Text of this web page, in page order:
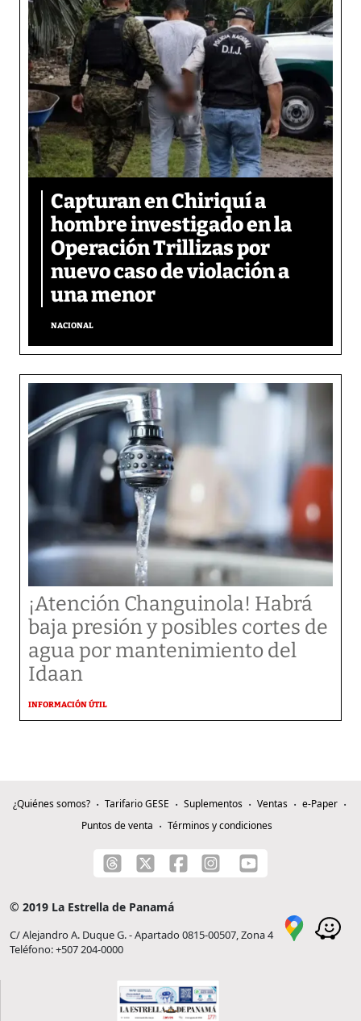
Capturan en Chiriquí a
hombre investigado en la
Operación Trillizas por
nuevo caso de violación a
una menor
NACIONAL
¡Atención Changuinola! Habrá
baja presión y posibles cortes de
agua por mantenimiento del
Idaan
INFORMACIÓN ÚTIL
¿Quiénes somos? Tarifario GESE Suplementos Ventas
e-Paper
Puntos de venta
Términos y condiciones
© 2019 La Estrella de Panamá
C/ Alejandro A. Duque G. - Apartado 0815-00507, Zona 4
Teléfono: +507 204-0000